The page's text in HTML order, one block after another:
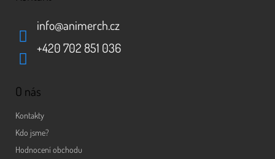
info@animerch.cz
+420 702 851 036
O nás
Kontakty
Kdo jsme?
Hodnocení obchodu